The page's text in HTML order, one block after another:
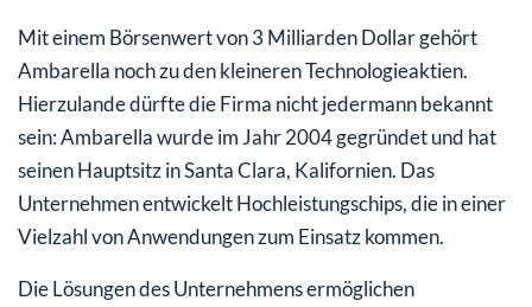
Mit einem Börsenwert von 3 Milliarden Dollar gehört
Ambarella noch zu den kleineren Technologieaktien.
Hierzulande dürfte die Firma nicht jedermann bekannt
sein: Ambarella wurde im Jahr 2004 gegründet und hat
seinen Hauptsitz in Santa Clara, Kalifornien. Das
Unternehmen entwickelt Hochleistungschips, die in einer
Vielzahl von Anwendungen zum Einsatz kommen.
Die Lösungen des Unternehmens ermöglichen